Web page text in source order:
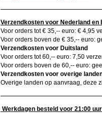
Verzendkosten voor Nederland en
Voor orders tot € 35,-- euro: € 4,95
Voor orders boven de € 35,-- euro:
Verzendkosten voor Duitsland
Voor orders tot 60,-- euro: 7,50
Voor orders boven de 60,-- euro:
Verzendkosten voor overige
Overige landen op aanvraag, deze
Werkdagen besteld voor 21:00